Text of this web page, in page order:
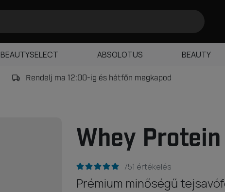
Rendelj ma 12:00-ig és hétfőn megkapod
Whey
751 értékelés
Prémium minőségű
BEAUTYSELECT ABSOLOTUS BEAUTY